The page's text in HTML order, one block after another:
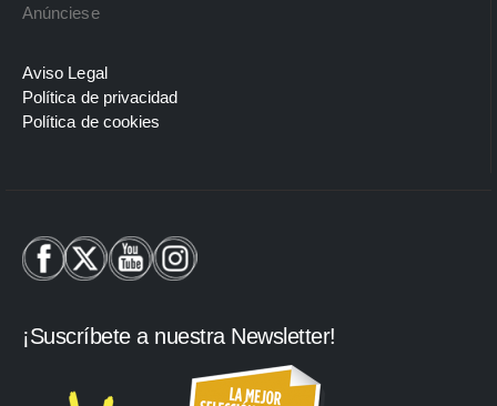
Anúnciese
Aviso Legal
Política de privacidad
Política de cookies
¡Suscríbete a nuestra Newsletter!